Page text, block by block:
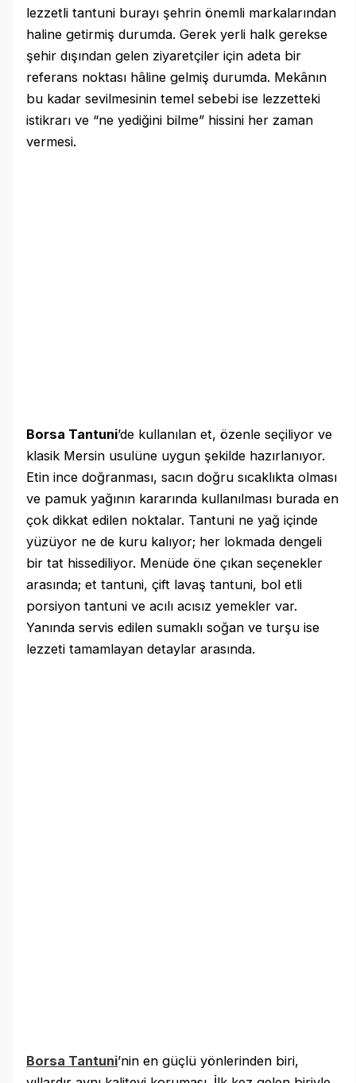
lezzetli tantuni burayı şehrin önemli markalarından
haline getirmiş durumda. Gerek yerli halk gerekse
şehir dışından gelen ziyaretçiler için adeta bir
referans noktası hâline gelmiş durumda. Mekânın
bu kadar sevilmesinin temel sebebi ise lezzetteki
istikrarı ve “ne yediğini bilme” hissini her zaman
vermesi.
Borsa Tantuni’de kullanılan et, özenle seçiliyor ve
klasik Mersin usulüne uygun şekilde hazırlanıyor.
Etin ince doğranması, sacın doğru sıcaklıkta olması
ve pamuk yağının kararında kullanılması burada en
çok dikkat edilen noktalar. Tantuni ne yağ içinde
yüzüyor ne de kuru kalıyor; her lokmada dengeli
bir tat hissediliyor. Menüde öne çıkan seçenekler
arasında; et tantuni, çift lavaş tantuni, bol etli
porsiyon tantuni ve acılı acısız yemekler var.
Yanında servis edilen sumaklı soğan ve turşu ise
lezzeti tamamlayan detaylar arasında.
Borsa Tantuni’nin en güçlü yönlerinden biri,